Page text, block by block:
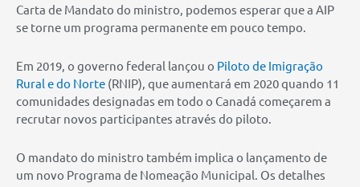
Carta de Mandato do ministro, podemos esperar que a AIP
se torne um programa permanente em pouco tempo.
Em 2019, o governo federal lançou o Piloto de Imigração
Rural e do Norte (RNIP), que aumentará em 2020 quando 11
comunidades designadas em todo o Canadá começarem a
recrutar novos participantes através do piloto.
O mandato do ministro também implica o lançamento de
um novo Programa de Nomeação Municipal. Os detalhes